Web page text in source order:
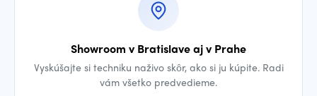
Showroom v Bratislave aj v Prahe
Vyskúšajte si techniku naživo skôr, ako si ju kúpite. Radi
vám všetko predvedieme.